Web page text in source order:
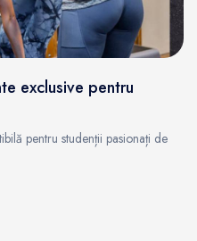
exclusive pentru
pentru studenții pasionați de